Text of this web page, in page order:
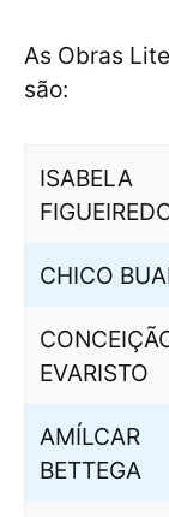
As Obras
são:
ISABELA
CHICO
EVARISTO
AMÍLCAR
BETTEGA